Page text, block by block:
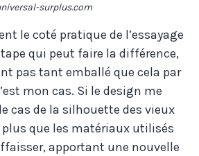
surplus.com
le coté pratique de l’essayage
qui peut faire la différence,
pas tant emballé que cela par
mon cas. Si le design me
cas de la silhouette des vieux
plus que les matériaux utilisés
apportant une nouvelle